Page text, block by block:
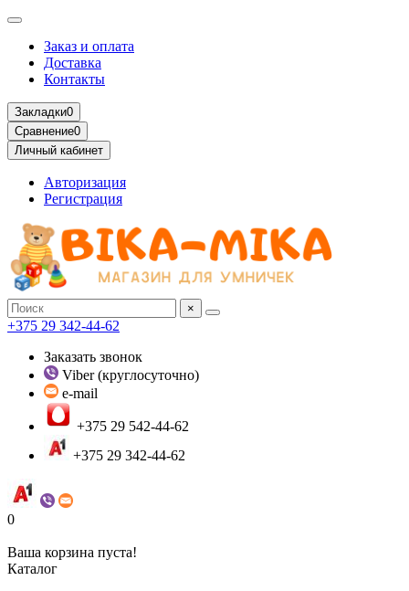
Заказ и оплата
Доставка
Контакты
Закладки0
Сравнение0
Личный кабинет
Авторизация
Регистрация
×
+375 29 342-44-62
Заказать звонок
Viber (круглосуточно)
e-mail
+375 29 542-44-62
+375 29 342-44-62
0
Ваша корзина пуста!
Каталог